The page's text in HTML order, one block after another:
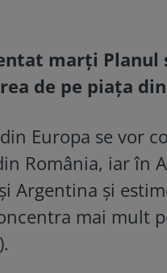
marţi Planul
de pe piața
Europa se vor
România, iar în
Argentina şi
mai mult